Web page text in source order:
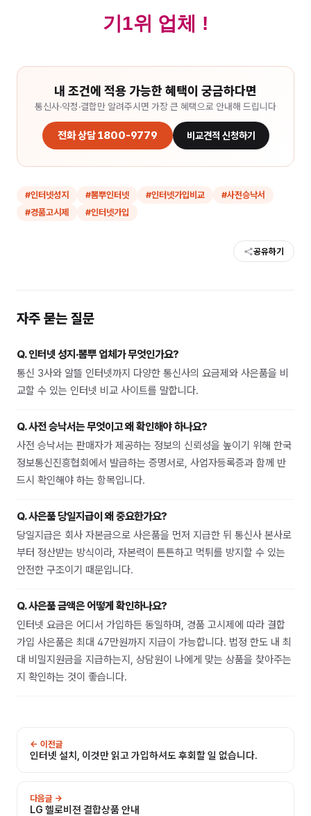
기1위 업체 !
내 조건에 적용 가능한 혜택이 궁금하다면
통신사·약정·결합만 알려주시면 가장 큰 혜택으로 안내해 드립니다
전화 상담 1800-9779 비교견적 신청하기
#인터넷성지 #뽐뿌인터넷 #인터넷가입비교 #사전승낙서
#경품고시제 #인터넷가입
공유하기
자주 묻는 질문
Q.인터넷 성지·뽐뿌 업체가 무엇인가요?
통신 3사와 알뜰 인터넷까지 다양한 통신사의 요금제와 사은품을 비
교할 수 있는 인터넷 비교 사이트를 말합니다.
Q.사전 승낙서는 무엇이고 왜 확인해야 하나요?
사전 승낙서는 판매자가 제공하는 정보의 신뢰성을 높이기 위해 한국
정보통신진흥협회에서 발급하는 증명서로, 사업자등록증과 함께 반
드시 확인해야 하는 항목입니다.
Q.사은품 당일지급이 왜 중요한가요?
당일지급은 회사 자본금으로 사은품을 먼저 지급한 뒤 통신사 본사로
부터 정산받는 방식이라, 자본력이 튼튼하고 먹튀를 방지할 수 있는
안전한 구조이기 때문입니다.
Q.사은품 금액은 어떻게 확인하나요?
인터넷 요금은 어디서 가입하든 동일하며, 경품 고시제에 따라 결합
가입 사은품은 최대 47만원까지 지급이 가능합니다. 법정 한도 내 최
대 비밀지원금을 지급하는지, 상담원이 나에게 맞는 상품을 찾아주는
지 확인하는 것이 좋습니다.
← 이전글
인터넷 설치, 이것만 읽고 가입하셔도 후회할 일 없습니다.
다음글 →
LG 헬로비젼 결합상품 안내